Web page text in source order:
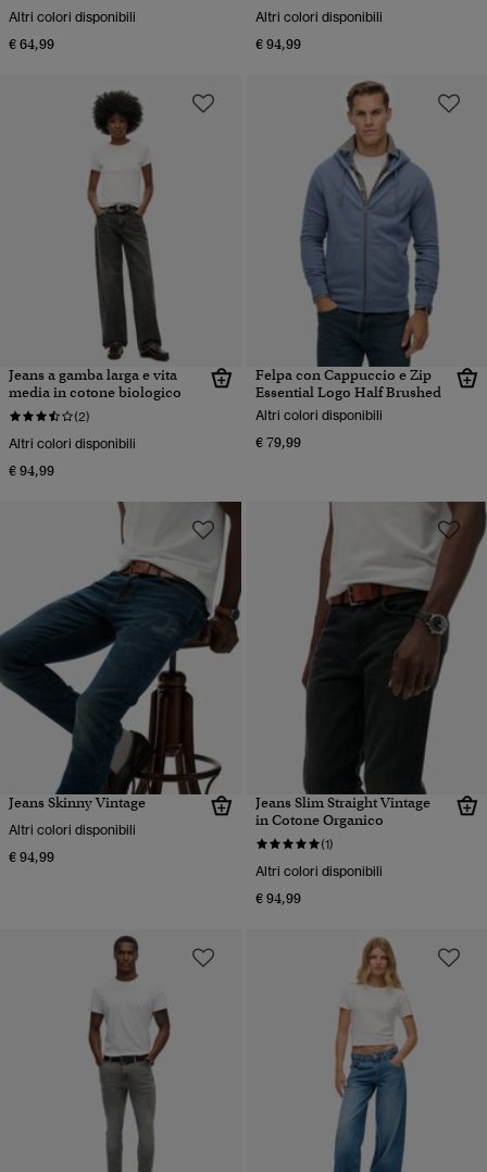
Altri colori disponibili
€ 64,99
Altri colori disponibili
€ 94,99
Jeans a gamba larga e vita
media in cotone biologico
(2)
Altri colori disponibili
€ 94,99
Felpa con Cappuccio e Zip
Essential Logo Half Brushed
Altri colori disponibili
€ 79,99
Jeans Skinny Vintage
Altri colori disponibili
€ 94,99
Jeans Slim Straight Vintage
in Cotone Organico
(1)
Altri colori disponibili
€ 94,99